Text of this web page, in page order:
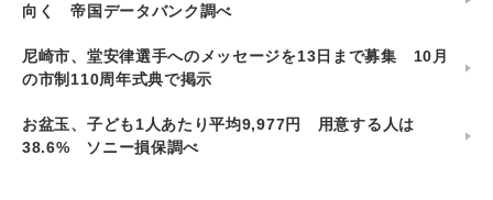
向く 帝国データバンク調べ
尼崎市、堂安律選手へのメッセージを13日まで募集 10月
の市制110周年式典で掲示
お盆玉、子ども1人あたり平均9,977円 用意する人は
38.6% ソニー損保調べ